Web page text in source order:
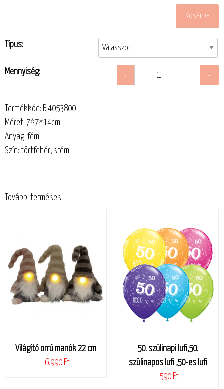
Típus:
Mennyiség:
Termékkód: B 4053800
Méret: 7*7*14cm
Anyag: fém
Szín: törtfehér, krém
További termékek:
Világító orrú manók 22 cm
6.990 Ft
50. szülinapi lufi,50.
szülinapos lufi ,50-es lufi
590 Ft